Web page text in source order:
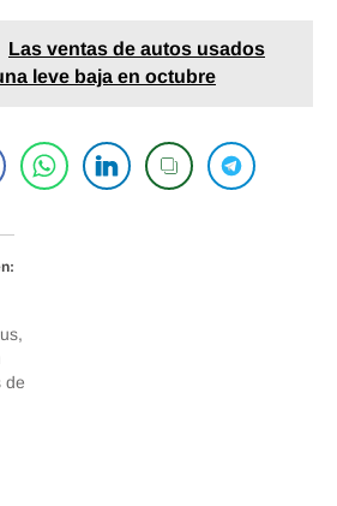
Las ventas de autos usados
leve baja en octubre
de